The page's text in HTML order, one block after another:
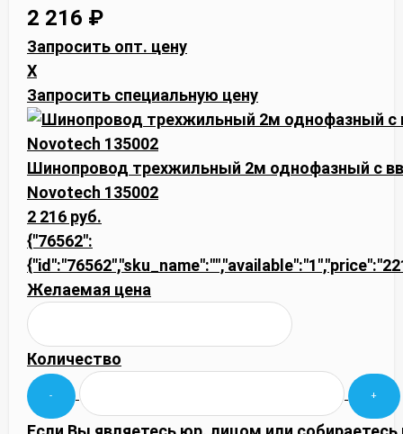
2 216 ₽
Запросить опт. цену
X
Запросить специальную цену
Шинопровод трехжильный 2м однофазный с
Novotech 135002
2 216 руб.
{"76562":
Желаемая цена
Количество